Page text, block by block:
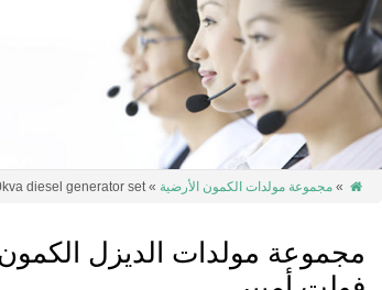

» مجموعة مولدات الكمون الأرضية » Cummins 1400kva diesel generator set